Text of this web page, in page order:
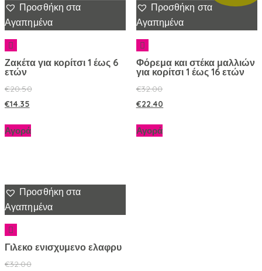
Προσθήκη στα
Αγαπημένα
Ζακέτα για κορίτσι 1 έως 6
ετών
€20.50
€14.35
Αγορά
Προσθήκη στα
Αγαπημένα
Φόρεμα και στέκα μαλλιών
για κορίτσι 1 έως 16 ετών
€32.00
€22.40
Αγορά
Προσθήκη στα
Αγαπημένα
Γιλεκο ενισχυμενο ελαφρυ
€32.00